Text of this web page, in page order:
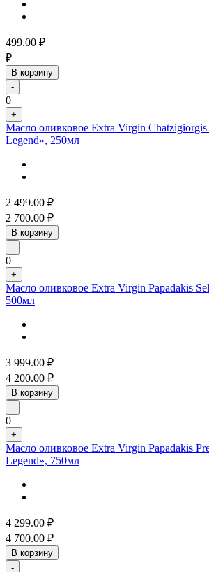
499.00 ₽
₽
В корзину
-
0
+
Масло оливковое Extra Virgin Chatzigiorgis
Legend», 250мл
2 499.00 ₽
2 700.00 ₽
В корзину
-
0
+
Масло оливковое Extra Virgin Papadakis
500мл
3 999.00 ₽
4 200.00 ₽
В корзину
-
0
+
Масло оливковое Extra Virgin Papadakis
Legend», 750мл
4 299.00 ₽
4 700.00 ₽
В корзину
-